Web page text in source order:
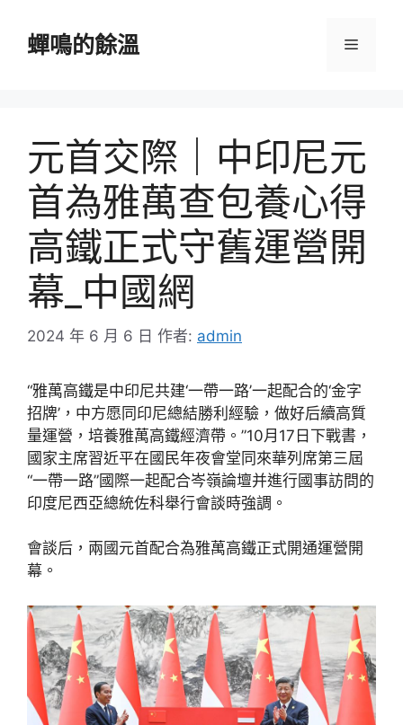
蟬鳴的餘溫 選
元首交際｜中印尼元
首為雅萬查包養心得
高鐵正式守舊運營開
幕_中國網
2024 年 6 月 6 日 作者: admin
“雅萬高鐵是中印尼共建‘一帶一路’一起配合的‘金字
招牌’，中方愿同印尼總結勝利經驗，做好后續高質
量運營，培養雅萬高鐵經濟帶。”10月17日下戰書，
國家主席習近平在國民年夜會堂同來華列席第三屆
“一帶一路”國際一起配合岑嶺論壇并進行國事訪問的
印度尼西亞總統佐科舉行會談時強調。
會談后，兩國元首配合為雅萬高鐵正式開通運營開
幕。